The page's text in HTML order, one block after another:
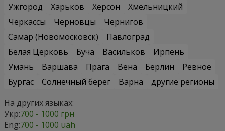
Ужгород
Харьков Херсон
Хмельницкий
Черкассы
Черновцы
Чернигов
Самар (Новомосковск)
Павлоград
Белая Церковь
Буча Васильков
Ирпень
Умань
Варшава Прага Вена Берлин
Ревное
Бургас
Солнечный берег Варна
другие регионы
На других языках:
Укр:700 - 1000 грн
Eng:700 - 1000 uah